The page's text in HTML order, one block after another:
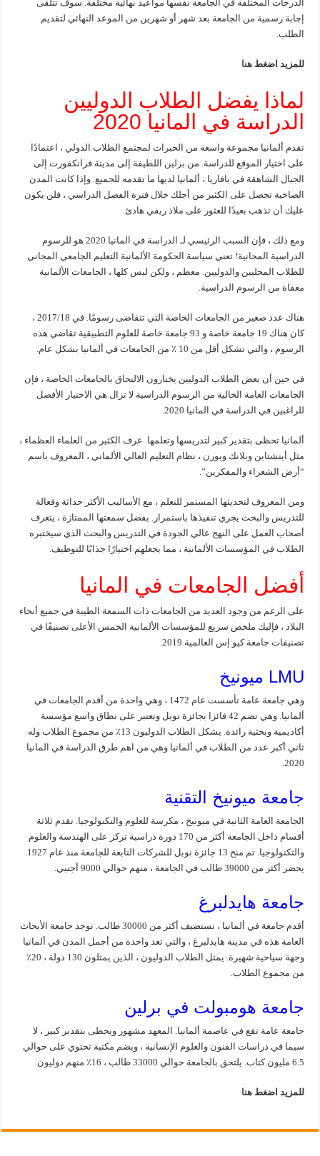
الدرجات المختلفة في الجامعة نفسها مواعيد نهائية مختلفة. سوف تتلقى
إجابة رسمية من الجامعة بعد شهر أو شهرين من الموعد النهائي لتقديم
الطلب.
للمزيد اضغطهنا
لماذا يفضل الطلاب الدوليين
الدراسة في المانيا 2020
تقدم ألمانيا مجموعة واسعة من الخبرات لمجتمع الطلاب الدولي ، اعتمادًا
على اختيار الموقع للدراسة. من برلين اللطيفة إلى مدينة فرانكفورت إلى
الجبال الشاهقة في بافاريا ، ألمانيا لديها ما تقدمه للجميع. وإذا كانت المدن
الصاخبة تحصل على الكثير من أجلك خلال فترة الفصل الدراسي ، فلن يكون
عليك أن تذهب بعيدًا للعثور على ملاذ ريفي هادئ.
ومع ذلك ، فإن السبب الرئيسي لـ الدراسة في المانيا 2020 هو للرسوم
الدراسية المجانية! تعني سياسة الحكومة الألمانية التعليم الجامعي المجاني
للطلاب المحليين والدوليين. معظم ، ولكن ليس كلها ، الجامعات الألمانية
معفاة من الرسوم الدراسية.
هناك عدد صغير من الجامعات الخاصة التي تتقاضى رسومًا. في 2017/18 ،
كان هناك 19 جامعة خاصة و 93 جامعة خاصة للعلوم التطبيقية تقاضي هذه
الرسوم ، والتي تشكل أقل من 10 ٪ من الجامعات في ألمانيا بشكل عام.
في حين أن بعض الطلاب الدوليين يختارون الالتحاق بالجامعات الخاصة ، فإن
الجامعات العامة الخالية من الرسوم الدراسية لا تزال هي الاختيار الأفضل
للراغبين في الدراسة في المانيا 2020.
ألمانيا تحظى بتقدير كبير لتدريسها وتعلمها. عرف الكثير من العلماء العظماء ،
مثل أينشتاين وبلانك وبورن ، نظام التعليم العالي الألماني ، المعروف باسم
“أرض الشعراء والمفكرين”.
ومن المعروف لتحديثها المستمر للتعلم ، مع الأساليب الأكثر حداثة وفعالة
للتدريس والبحث يجري تنفيذها باستمرار. بفضل سمعتها الممتازة ، يتعرف
أصحاب العمل على النهج عالي الجودة في التدريس والبحث الذي سيختبره
الطلاب في المؤسسات الألمانية ، مما يجعلهم اختيارًا جذابًا للتوظيف.
أفضل الجامعات في المانيا
على الرغم من وجود العديد من الجامعات ذات السمعة الطيبة في جميع أنحاء
البلاد ، فإليك ملخص سريع للمؤسسات الألمانية الخمس الأعلى تصنيفًا في
تصنيفات جامعة كيو إس العالمية 2019.
LMU ميونيخ
وهي جامعة عامة تأسست عام 1472 ، وهي واحدة من أقدم الجامعات في
ألمانيا. وهي تضم 42 فائزا بجائزة نوبل وتعتبر على نطاق واسع مؤسسة
أكاديمية وبحثية رائدة. يشكل الطلاب الدوليون 13٪ من مجموع الطلاب وله
ثاني أكبر عدد من الطلاب في ألمانيا وهي من اهم طرق الدراسة في المانيا
2020.
جامعة ميونيخ التقنية
الجامعة العامة الثانية في ميونيخ ، مكرسة للعلوم والتكنولوجيا. تقدم ثلاثة
أقسام داخل الجامعة أكثر من 170 دورة دراسية تركز على الهندسة والعلوم
يحضر أكثر من 39000 طالب في الجامعة ، منهم حوالي 9000 أجنبي.
جامعة هايدلبرغ
أقدم جامعة في ألمانيا ، تستضيف أكثر من 30000 طالب. توجد جامعة الأبحاث
العامة هذه في مدينة هايدلبرغ ، والتي تعد واحدة من أجمل المدن في ألمانيا
وجهة سياحية شهيرة. يمثل الطلاب الدوليون ، الذين يمثلون 130 دولة ، 20٪
من مجموع الطلاب.
جامعة هومبولت في برلين
جامعة عامة تقع في عاصمة ألمانيا. المعهد مشهور ويحظى بتقدير كبير ، لا
سيما في دراسات الفنون والعلوم الإنسانية ، ويضم مكتبة تحتوي على حوالي
6.5 مليون كتاب. يلتحق بالجامعة حوالي 33000 طالب ، 16٪ منهم دوليون.
للمزيد اضغطهنا